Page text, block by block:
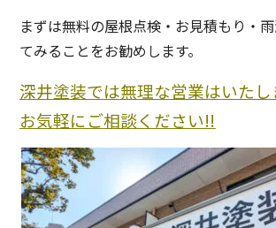
まずは無料の屋根点検・お見積もり・
てみることをお勧めします。
深井塗装では無理な営業はいたし
お気軽にご相談ください!!